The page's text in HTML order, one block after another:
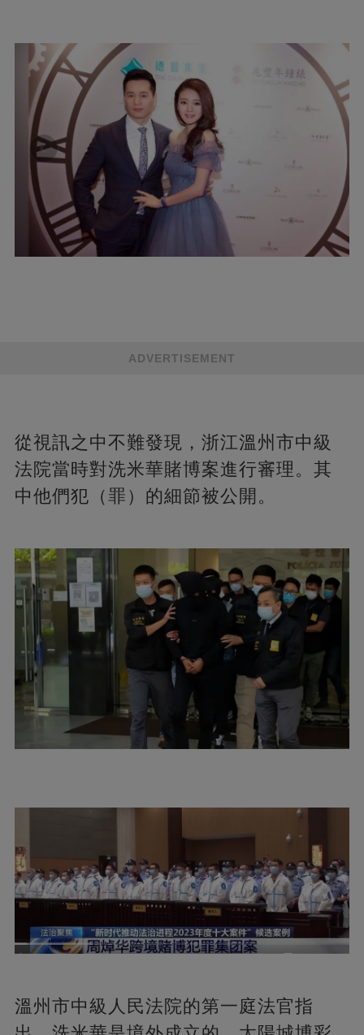
ADVERTISEMENT
從視訊之中不難發現，浙江溫州市中級
法院當時對洗米華賭博案進行審理。其
中他們犯（罪）的細節被公開。
溫州市中級人民法院的第一庭法官指